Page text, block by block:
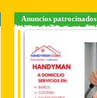
Anuncios patrocinados